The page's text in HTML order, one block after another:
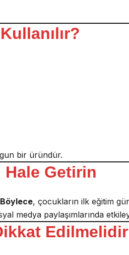
bir üründür.
Hale Getirin
Böylece, çocukların ilk eğitim
medya paylaşımlarında